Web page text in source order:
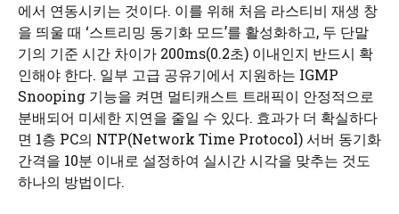
에서 연동시키는 것이다. 이를 위해 처음 라스티비 재생 창
을 띄울 때 ‘스트리밍 동기화 모드’를 활성화하고, 두 단말
기의 기준 시간 차이가 200ms(0.2초) 이내인지 반드시 확
인해야 한다. 일부 고급 공유기에서 지원하는 IGMP
Snooping 기능을 켜면 멀티캐스트 트래픽이 안정적으로
분배되어 미세한 지연을 줄일 수 있다. 효과가 더 확실하다
면 1층 PC의 NTP(Network Time Protocol) 서버 동기화
간격을 10분 이내로 설정하여 실시간 시각을 맞추는 것도
하나의 방법이다.